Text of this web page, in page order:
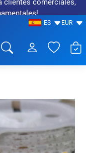
clientes comerciales,
ES EUR